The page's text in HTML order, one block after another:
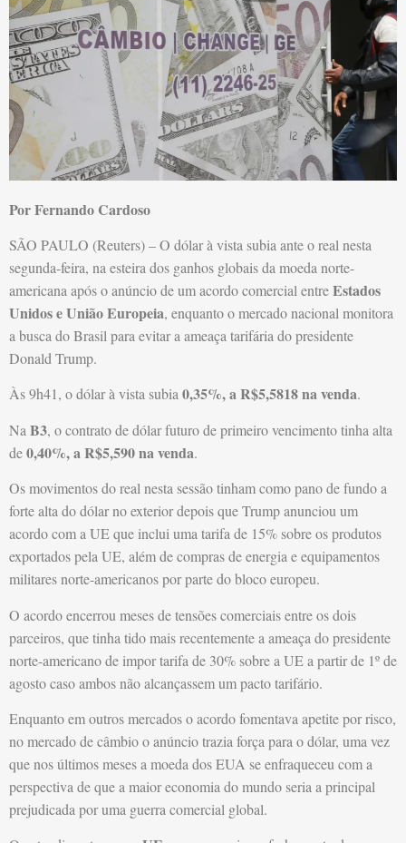
Por Fernando Cardoso
SÃO PAULO (Reuters) – O dólar à vista subia ante o real nesta
segunda-feira, na esteira dos ganhos globais da moeda norte-
americana após o anúncio de um acordo comercial entreEstados
Unidos e União Europeia, enquanto o mercado nacional monitora
a busca do Brasil para evitar a ameaça tarifária do presidente
Donald Trump.
Às 9h41, o dólar à vista subia0,35%, a R$5,5818 na venda.
Na B3, o contrato de dólar futuro de primeiro vencimento tinha alta
de0,40%, a R$5,590 na venda.
Os movimentos do real nesta sessão tinham como pano de fundo a
forte alta do dólar no exterior depois que Trump anunciou um
acordo com a UE que inclui uma tarifa de 15% sobre os produtos
exportados pela UE, além de compras de energia e equipamentos
militares norte-americanos por parte do bloco europeu.
O acordo encerrou meses de tensões comerciais entre os dois
parceiros, que tinha tido mais recentemente a ameaça do presidente
norte-americano de impor tarifa de 30% sobre a UE a partir de 1º de
agosto caso ambos não alcançassem um pacto tarifário.
Enquanto em outros mercados o acordo fomentava apetite por risco,
no mercado de câmbio o anúncio trazia força para o dólar, uma vez
que nos últimos meses a moeda dos EUA se enfraqueceu com a
perspectiva de que a maior economia do mundo seria a principal
prejudicada por uma guerra comercial global.